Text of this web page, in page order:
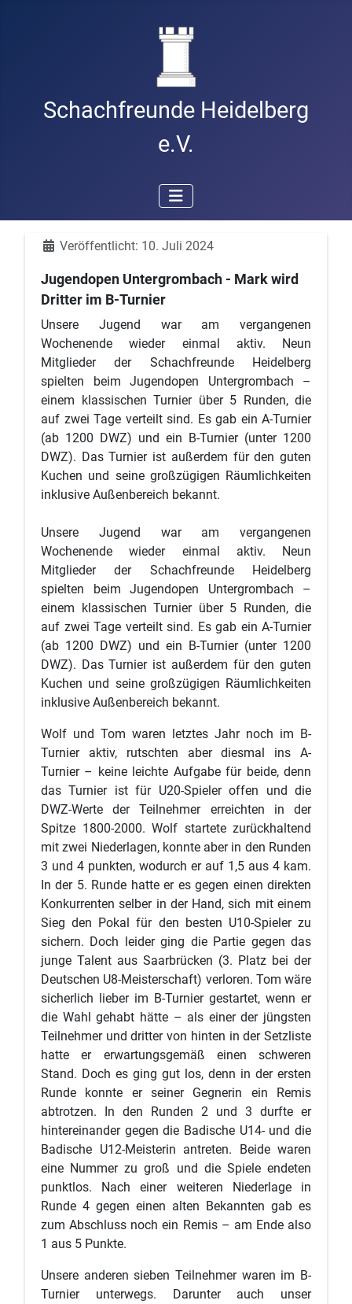
Schachfreunde Heidelberg
e.V.
DetailsVeröffentlicht: 10. Juli 2024
Jugendopen Untergrombach - Mark wird
Dritter im B-Turnier
Unsere Jugend war am vergangenen
Wochenende wieder einmal aktiv. Neun
Mitglieder der Schachfreunde Heidelberg
spielten beim Jugendopen Untergrombach –
einem klassischen Turnier über 5 Runden, die
auf zwei Tage verteilt sind. Es gab ein A-Turnier
(ab 1200 DWZ) und ein B-Turnier (unter 1200
DWZ). Das Turnier ist außerdem für den guten
Kuchen und seine großzügigen Räumlichkeiten
inklusive Außenbereich bekannt.
Unsere Jugend war am vergangenen
Wochenende wieder einmal aktiv. Neun
Mitglieder der Schachfreunde Heidelberg
spielten beim Jugendopen Untergrombach –
einem klassischen Turnier über 5 Runden, die
auf zwei Tage verteilt sind. Es gab ein A-Turnier
(ab 1200 DWZ) und ein B-Turnier (unter 1200
DWZ). Das Turnier ist außerdem für den guten
Kuchen und seine großzügigen Räumlichkeiten
inklusive Außenbereich bekannt.
Wolf und Tom waren letztes Jahr noch im B-
Turnier aktiv, rutschten aber diesmal ins A-
Turnier – keine leichte Aufgabe für beide, denn
das Turnier ist für U20-Spieler offen und die
DWZ-Werte der Teilnehmer erreichten in der
Spitze 1800-2000. Wolf startete zurückhaltend
mit zwei Niederlagen, konnte aber in den Runden
3 und 4 punkten, wodurch er auf 1,5 aus 4 kam.
In der 5. Runde hatte er es gegen einen direkten
Konkurrenten selber in der Hand, sich mit einem
Sieg den Pokal für den besten U10-Spieler zu
sichern. Doch leider ging die Partie gegen das
junge Talent aus Saarbrücken (3. Platz bei der
Deutschen U8-Meisterschaft) verloren. Tom wäre
sicherlich lieber im B-Turnier gestartet, wenn er
die Wahl gehabt hätte – als einer der jüngsten
Teilnehmer und dritter von hinten in der Setzliste
hatte er erwartungsgemäß einen schweren
Stand. Doch es ging gut los, denn in der ersten
Runde konnte er seiner Gegnerin ein Remis
abtrotzen. In den Runden 2 und 3 durfte er
hintereinander gegen die Badische U14- und die
Badische U12-Meisterin antreten. Beide waren
eine Nummer zu groß und die Spiele endeten
punktlos. Nach einer weiteren Niederlage in
Runde 4 gegen einen alten Bekannten gab es
zum Abschluss noch ein Remis – am Ende also
1 aus 5 Punkte.
Unsere anderen sieben Teilnehmer waren im B-
Turnier unterwegs. Darunter auch unser